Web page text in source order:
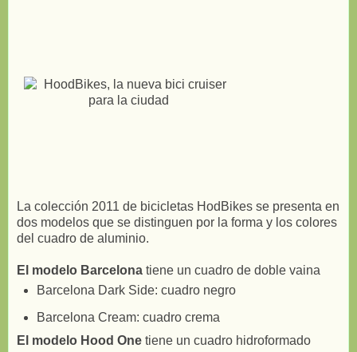
La colección 2011 de bicicletas HodBikes se presenta en
dos modelos que se distinguen por la forma y los colores
del cuadro de aluminio.
El modelo Barcelona tiene un cuadro de doble vaina
Barcelona Dark Side: cuadro negro
Barcelona Cream: cuadro crema
El modelo Hood One tiene un cuadro hidroformado